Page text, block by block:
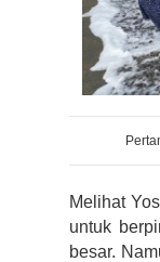
Melihat
untuk
besar.